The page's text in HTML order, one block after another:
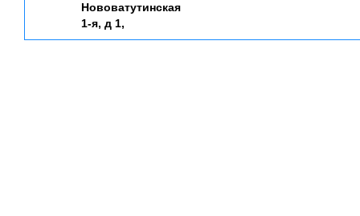
Нововатутинская
1-я, д 1,